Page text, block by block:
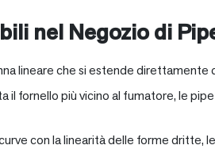
nel Negozio di
lineare che si estende
il fornello più vicino al fumatore, le
con la linearità delle forme